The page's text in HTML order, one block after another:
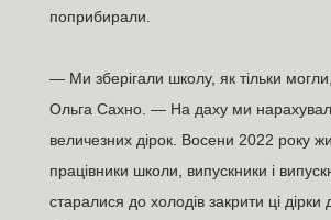
поприбирали.
— Ми зберігали школу, як тільки
Ольга Сахно. — На даху ми
величезних дірок. Восени 2022 року
працівники школи, випускники і
старалися до холодів закрити ці